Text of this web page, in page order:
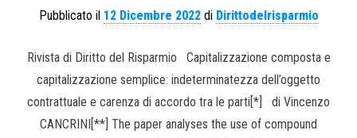
Pubblicato il 12 Dicembre 2022di Dirittodelrisparmio
Rivista di Diritto del Risparmio Capitalizzazione composta e
capitalizzazione semplice: indeterminatezza dell’oggetto
contrattuale e carenza di accordo tra le parti[*] di Vincenzo
CANCRINI[**] The paper analyses the use of compound